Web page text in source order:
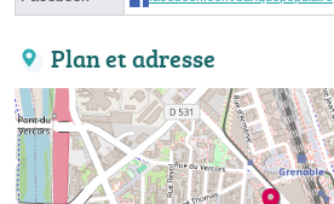
Plan et adresse